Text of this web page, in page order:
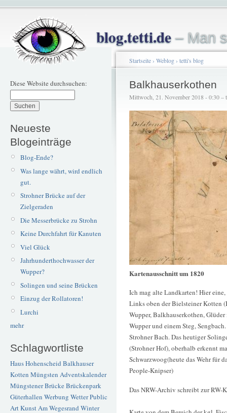
blog.tetti.de– Man
Diese Website durchsuchen:
Neueste
Blogeinträge
Blog-Ende?
Was lange währt, wird endlich
gut.
Strohner Brücke auf der
Zielgeraden
Die Messerbrücke zu Strohn
Keine Durchfahrt für Kanuten
Viel Glück
Jahrhunderthochwasser der
Wupper?
Solingen und seine Brücken
Einzug der Rollatoren!
Lurchi
mehr
Schlagwortliste
Haus Hohenscheid Balkhauser
Kotten Müngsten Adventskalender
Müngstener BrückeBrückenpark
Güterhallen Werbung WetterPublic
ArtKunstAm Wegesrand Winter
Startseite› Weblog› tetti's blog
Balkhauserkothen
Mittwoch, 21. November 2018 - 0:30 –
Kartenausschnitt um 1820
Ich mag alte Landkarten! Hier
Links oben der Bielsteiner Kotten
Wupper, Balkhauserkothen,
Wupper und einem Steg,
Strohner Bach. Das heutiger
(Strohner Hof), oberhalb erkennt
Schwarzwoog(heute das Wehr für
People-Knipser)
Das NRW-Archiv schreibt zur RW-